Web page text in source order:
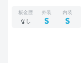
板金歴
なし
外装
S
内装
S